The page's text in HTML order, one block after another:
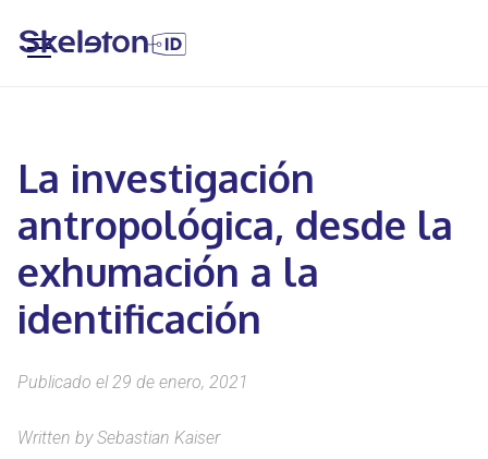
La investigación
antropológica, desde la
exhumación a la
identificación
Publicado el 29 de enero, 2021
Written by Sebastian Kaiser